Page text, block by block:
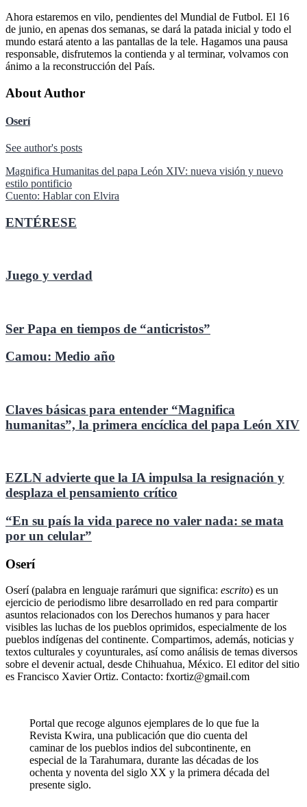
Ahora estaremos en vilo, pendientes del Mundial de Futbol. El 16
de junio, en apenas dos semanas, se dará la patada inicial y todo el
mundo estará atento a las pantallas de la tele. Hagamos una pausa
responsable, disfrutemos la contienda y al terminar, volvamos con
ánimo a la reconstrucción del País.
About Author
Oserí
See author's posts
Navegación
de
Magnifica Humanitas del papa León XIV: nueva visión y nuevo
estilo pontificio
Cuento: Hablar con Elvira
ENTÉRESE
Juego y verdad
Ser Papa en tiempos de “anticristos”
Camou: Medio año
Claves básicas para entender “Magnifica
humanitas”, la primera encíclica del papa León XIV
EZLN advierte que la IA impulsa la resignación y
desplaza el pensamiento crítico
“En su país la vida parece no valer nada: se mata
por un celular”
Oserí
Oserí (palabra en lenguaje rarámuri que significa: escrito) es un
ejercicio de periodismo libre desarrollado en red para compartir
asuntos relacionados con los Derechos humanos y para hacer
visibles las luchas de los pueblos oprimidos, especialmente de los
pueblos indígenas del continente. Compartimos, además, noticias y
textos culturales y coyunturales, así como análisis de temas diversos
sobre el devenir actual, desde Chihuahua, México. El editor del sitio
es Francisco Xavier Ortiz. Contacto: fxortiz@gmail.com
Portal que recoge algunos ejemplares de lo que fue la
Revista Kwira, una publicación que dio cuenta del
caminar de los pueblos indios del subcontinente, en
especial de la Tarahumara, durante las décadas de los
ochenta y noventa del siglo XX y la primera década del
presente siglo.